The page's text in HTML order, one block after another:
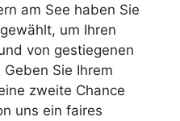
am See haben Sie
um Ihren
von gestiegenen
Sie Ihrem
zweite Chance
uns ein faires